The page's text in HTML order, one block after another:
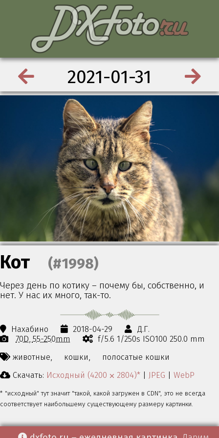
2021-01-31
Кот (#1998)
Через день по котику – почему бы, собственно, и
нет. У нас их много, так-то.
Нахабино 2018-04-29
Д.Г.
70D 55-250mm
f/5.6 1/250s ISO100 250.0 mm
животные,
кошки,
полосатые кошки
Скачать: Исходный (4200 ⨉ 2804)* | JPEG | WebP
* "исходный" тут значит "такой, какой загружен в CDN", это не всегда
соответствует наибольшему существующему размеру картинки.